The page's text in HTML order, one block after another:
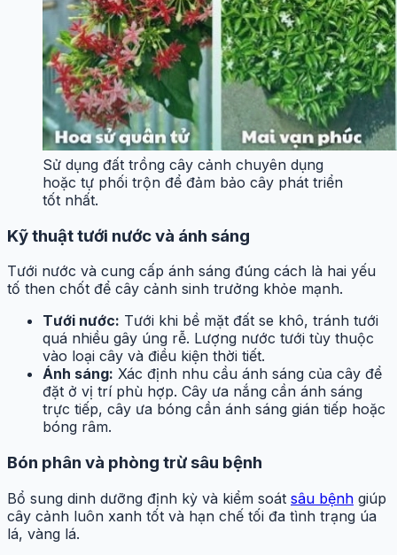
Sử dụng đất trồng cây cảnh chuyên dụng
hoặc tự phối trộn để đảm bảo cây phát triển
tốt nhất.
Kỹ thuật tưới nước và ánh sáng
Tưới nước và cung cấp ánh sáng đúng cách là hai yếu
tố then chốt để cây cảnh sinh trưởng khỏe mạnh.
Tưới nước: Tưới khi bề mặt đất se khô, tránh tưới
quá nhiều gây úng rễ. Lượng nước tưới tùy thuộc
vào loại cây và điều kiện thời tiết.
Ánh sáng: Xác định nhu cầu ánh sáng của cây để
đặt ở vị trí phù hợp. Cây ưa nắng cần ánh sáng
trực tiếp, cây ưa bóng cần ánh sáng gián tiếp hoặc
bóng râm.
Bón phân và phòng trừ sâu bệnh
Bổ sung dinh dưỡng định kỳ và kiểm soát sâu bệnh giúp
cây cảnh luôn xanh tốt và hạn chế tối đa tình trạng úa
lá, vàng lá.